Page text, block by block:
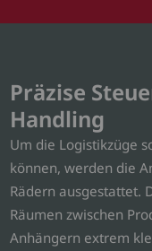
Präzise
Handling
Um die Logistikzüge
können, werden die
Rädern ausgestattet.
Räumen zwischen
Anhängern extrem